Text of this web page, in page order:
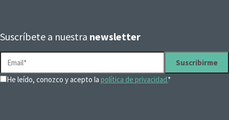
Suscríbete a nuestra newsletter
He leído, conozco y acepto la política de privacidad.*